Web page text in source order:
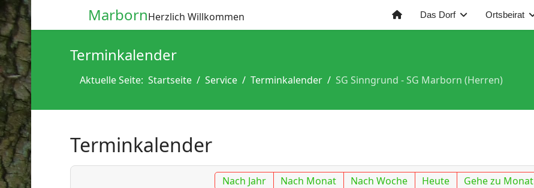
MarbornHerzlich Willkommen Das Dorf Ortsbeirat
Terminkalender
Aktuelle Seite: Startseite Service Terminkalender SG Sinngrund - SG Marborn (Herren)
Terminkalender
Nach Jahr Nach Monat Nach Woche Heute Gehe zu Monat